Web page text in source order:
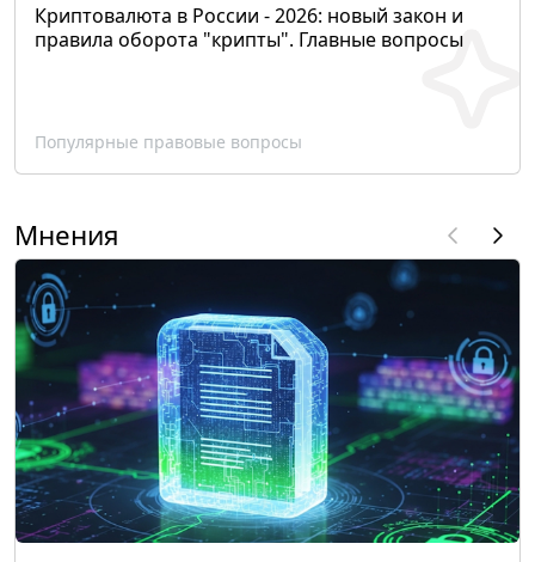
Криптовалюта в России - 2026: новый закон и
правила оборота "крипты". Главные вопросы
Популярные правовые вопросы
Мнения